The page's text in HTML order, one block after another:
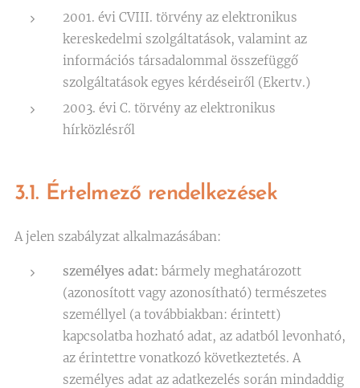
2001. évi CVIII. törvény az elektronikus
kereskedelmi szolgáltatások, valamint az
információs társadalommal összefüggő
szolgáltatások egyes kérdéseiről (Ekertv.)
2003. évi C. törvény az elektronikus
hírközlésről
3.1. Értelmező rendelkezések
A jelen szabályzat alkalmazásában:
személyes adat: bármely meghatározott
(azonosított vagy azonosítható) természetes
személlyel (a továbbiakban: érintett)
kapcsolatba hozható adat, az adatból levonható,
az érintettre vonatkozó következtetés. A
személyes adat az adatkezelés során mindaddig